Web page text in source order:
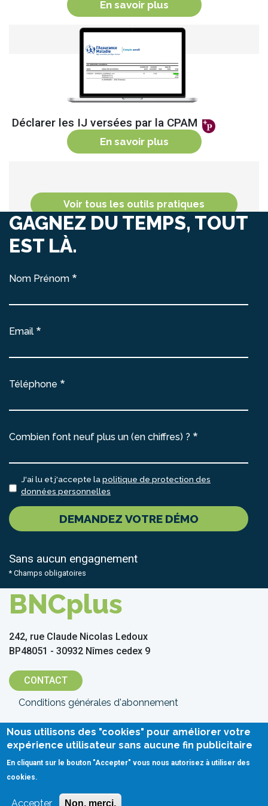
En savoir plus ❤️ Comparer
Déclarer les IJ versées par la CPAM
En savoir plus Déclarer les IJ
Voir tous les outils pratiques
GAGNEZ DU TEMPS, TOUT
EST LÀ.
Nom Prénom
Email
Téléphone
Combien font neuf plus un (en chiffres) ?
J'ai lu et j'accepte lapolitique de protection des
données personnelles
DEMANDEZ VOTRE DÉMO
Sans aucun engagnement
* Champs obligatoires
BNCplus
242, rue Claude Nicolas Ledoux
BP48051 - 30932 Nîmes cedex 9
CONTACT
Menu
Pied
de
page
Conditions générales d'abonnement
Conditions générales d'utilisation Grille tarifaire
Politique de protection des données Crédits
Mentions légales
Nous utilisons des "cookies" pour améliorer votre
expérience utilisateur sans aucune fin publicitaire
En cliquant sur le bouton "Accepter" vous nous autorisez à utiliser des
cookies.
Accepter Non, merci.